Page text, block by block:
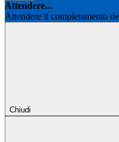
Attendere...
Attendere il completamento
Chiudi